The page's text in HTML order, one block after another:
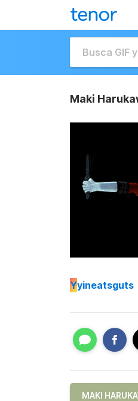
Maki
Yyineatsguts
MAKI